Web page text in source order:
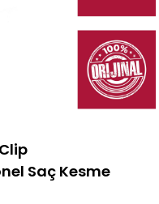
Saç Kesme